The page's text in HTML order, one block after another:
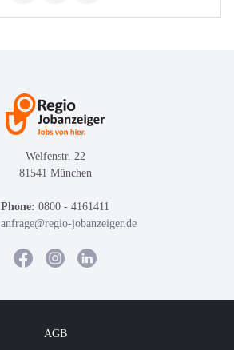
Welfenstr. 22
81541 München
Phone: 0800 - 4161411
anfrage@regio-jobanzeiger.de
AGB